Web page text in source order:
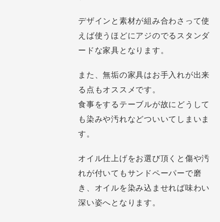
デザインと素材が組み合わさって使
えば使うほどにアジのでるスタンダ
ードな家具となります。
また、無垢の家具はお手入れが出来
る点もオススメです。
食事をするテーブルが故にどうして
も染みや汚れなどついいてしまいま
す。
オイル仕上げをお選び頂くと傷や汚
れが付いてもサンドペーパーで磨
き、オイルを染み込ませれば味わい
深い姿へとなります。